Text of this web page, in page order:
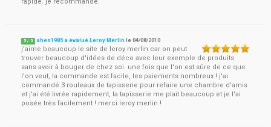
5 / 5 ahes1985 a évalué Leroy Merlin le04/08/2010
j'aime beaucoup le site de leroy merlin car on peut
trouver beaucoup d'idées de déco avec leur exemple de produits
sans avoir à bouger de chez soi. une fois que l'on est sûre de ce que
l'on veut, la commande est facile, les paiements nombreux ! j'ai
commandé 3 rouleaux de tapisserie pour refaire une chambre d'amis
et j'ai été livrée rapidement, la tapisserie me plait beaucoup et je l'ai
posée très facilement ! merci leroy merlin !